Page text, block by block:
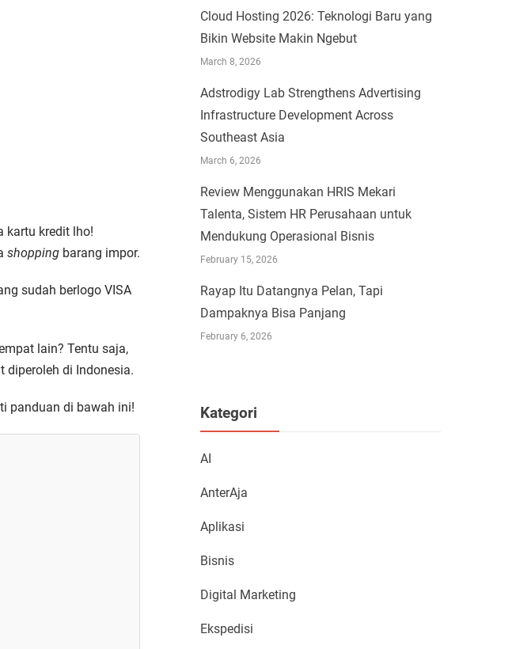
kartu kredit lho!
shopping barang impor.
sudah berlogo VISA
lain? Tentu saja,
diperoleh di Indonesia.
panduan di bawah ini!
Cloud Hosting 2026: Teknologi Baru yang
Bikin Website Makin Ngebut
March 8, 2026
Adstrodigy Lab Strengthens Advertising
Infrastructure Development Across
Southeast Asia
March 6, 2026
Review Menggunakan HRIS Mekari
Talenta, Sistem HR Perusahaan untuk
Mendukung Operasional Bisnis
February 15, 2026
Rayap Itu Datangnya Pelan, Tapi
Dampaknya Bisa Panjang
February 6, 2026
Kategori
AI
AnterAja
Aplikasi
Bisnis
Digital Marketing
Ekspedisi